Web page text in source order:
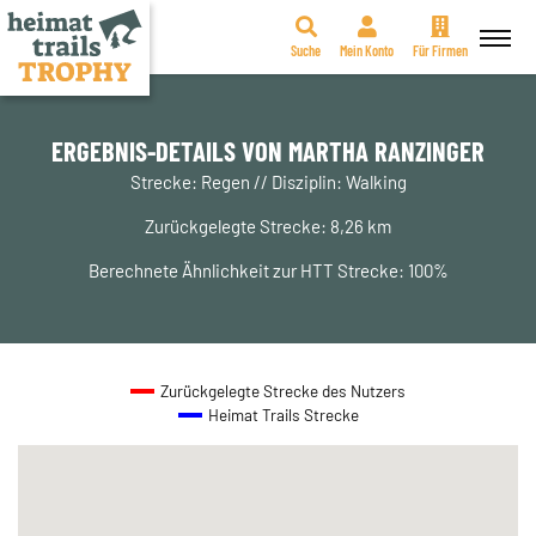
Zum
springen
Suche Mein Konto Für Firmen
ERGEBNIS-DETAILS VON MARTHA RANZINGER
Strecke: Regen // Disziplin: Walking
Zurückgelegte Strecke: 8,26 km
Berechnete Ähnlichkeit zur HTT Strecke: 100%
Zurückgelegte Strecke des Nutzers
Heimat Trails Strecke